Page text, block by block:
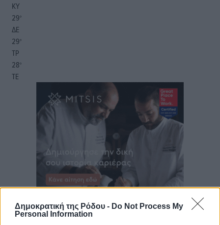
Δημοκρατική της Ρόδου - Do Not Process My
Personal Information
ΚΥ
29°
ΔΕ
29°
ΤΡ
28°
ΤΕ